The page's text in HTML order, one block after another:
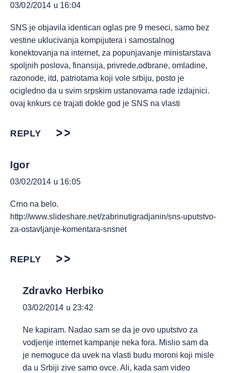
03/02/2014 u 16:04
SNS je objavila identican oglas pre 9 meseci, samo bez
vestine uklucivanja kompijutera i samostalnog
konektovanja na internet, za popunjavanje ministarstava
spoljnih poslova, finansija, privrede,odbrane, omladine,
razonode, itd, patriotama koji vole srbiju, posto je
ocigledno da u svim srpskim ustanovama rade izdajnici.
ovaj knkurs ce trajati dokle god je SNS na vlasti
REPLY
Igor
03/02/2014 u 16:05
Crno na belo.
http://www.slideshare.net/zabrinutigradjanin/sns-uputstvo-
za-ostavljanje-komentara-snsnet
REPLY
Zdravko Herbiko
03/02/2014 u 23:42
Ne kapiram. Nadao sam se da je ovo uputstvo za
vodjenje internet kampanje neka fora. Mislio sam da
je nemoguce da uvek na vlasti budu moroni koji misle
da u Srbiji zive samo ovce. Ali, kada sam video